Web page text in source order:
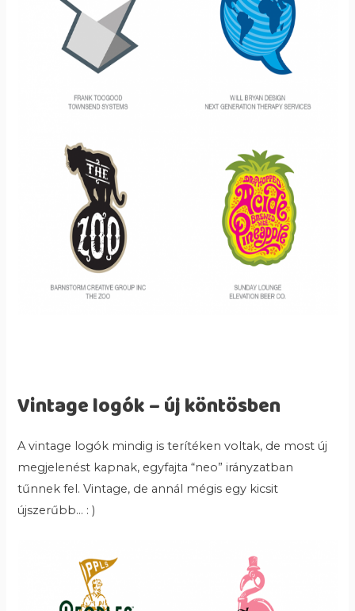
Vintage logók – új köntösben
A vintage logók mindig is terítéken voltak, de most új
megjelenést kapnak, egyfajta “neo” irányzatban
tűnnek fel. Vintage, de annál mégis egy kicsit
újszerűbb… : )